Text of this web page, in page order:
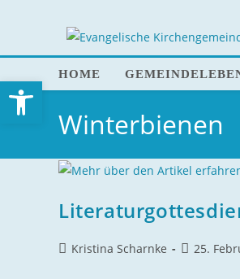
HOME
Winterbienen
Kristina Scharnke 25.
Open toolbar